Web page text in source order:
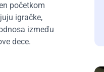
početkom
igračke,
između
dece.